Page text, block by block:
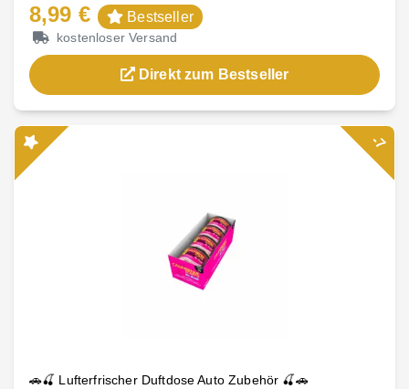
8,99 € Bestseller
kostenloser Versand
Direkt zum Bestseller
🚗🍒 Lufterfrischer Duftdose Auto Zubehör 🍒🚗
-7